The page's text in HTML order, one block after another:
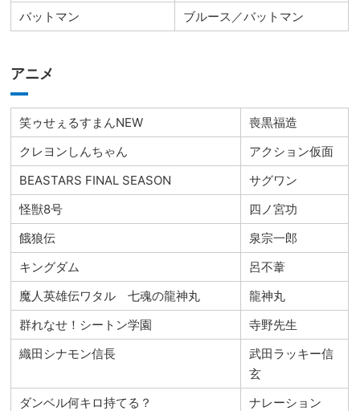
バットマン
ブルース／バットマン
アニメ
笑ゥせぇるすまんNEW
喪黒福造
クレヨンしんちゃん
アクション仮面
BEASTARS FINAL SEASON
サグワン
怪獣8号
四ノ宮功
餓狼伝
泉宗一郎
キングダム
呂不葦
魔人英雄伝ワタル 七魂の龍神丸
龍神丸
群れなせ！シートン学園
寺野先生
織田シナモン信長
武田ラッキー信
玄
ダンベル何キロ持てる？
ナレーション